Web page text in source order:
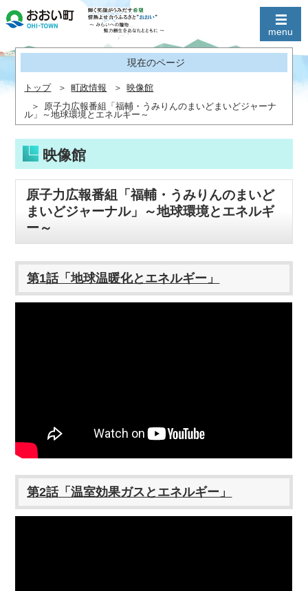
現在のページ
トップ 町政情報
映像館
原子力広報番組「福輔・うみりんのまいどまいどジャーナ
ル」～地球環境とエネルギー～
映像館
原子力広報番組「福輔・うみりんのまいど
まいどジャーナル」～地球環境とエネルギ
ー～
第1話「地球温暖化とエネルギー」
第2話「温室効果ガスとエネルギー」